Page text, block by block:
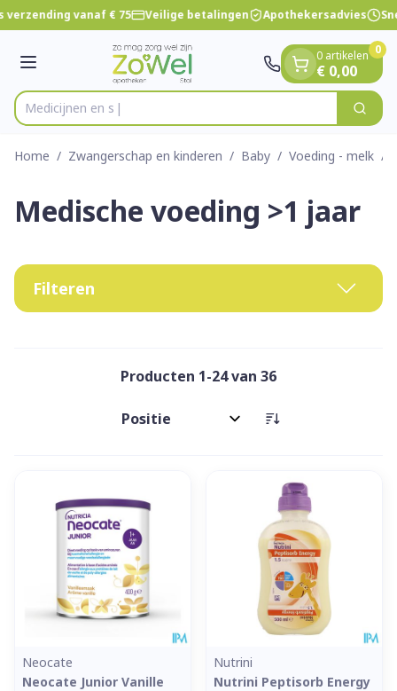
Ga naar de inhoud
1 van 1vanaf € 75 Veilige betalingen Apothekersadvies
Menu
Product, merk, categorie... Zoek
0 artikelen
€ 0,00
0
Home / Zwangerschap en kinderen / Baby / Voeding - melk /
Medische voeding >1 jaar
Filteren
Producten 1-24van 36
Sorteer op:
Neocate
Neocate Junior Vanille
Nutrini
Nutrini Peptisorb Energy